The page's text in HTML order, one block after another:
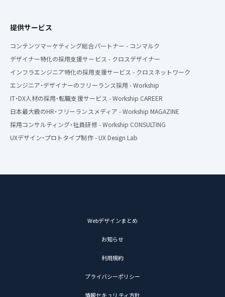
提供サービス
コンテンツマーケティング総合パートナー - コンマルク
デザイナー特化の採用支援サービス - クロスデザイナー
インフラエンジニア特化の採用支援サービス - クロスネットワーク
エンジニア・デザイナーのフリーランス採用 - Workship
IT・DX人材の採用・転職支援サービス - Workship CAREER
日本最大級のHR・フリーランスメディア - Workship MAGAZINE
採用コンサルティング・社員研修 - Workship CONSULTING
UXデザイン・プロトタイプ制作 - UX Design Lab
Webデザインまとめ
お知らせ
利用規約
プライバシーポリシー
情報セキュリティ方針